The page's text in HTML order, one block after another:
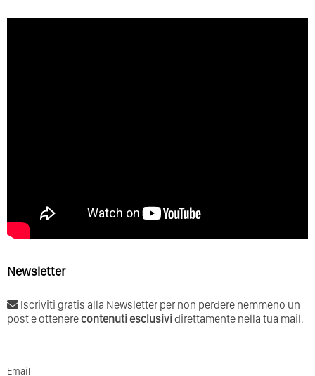
Newsletter
Iscriviti gratis alla Newsletter per non perdere nemmeno un
post e ottenerecontenuti esclusividirettamente nella tua mail.
Email